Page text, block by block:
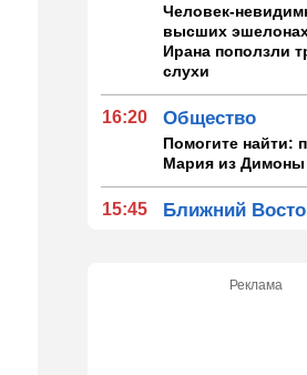
Человек-
высших
Ирана поползли
слухи
16:20 Общество
Помогите найти:
Мария из Димоны
15:45 Ближний
"исламский НАТО"
Реклама